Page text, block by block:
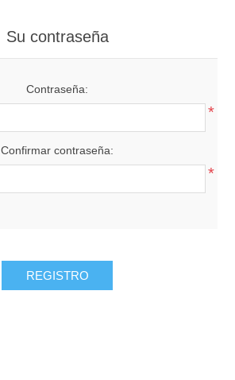
Su contraseña
Contraseña:
*
Confirmar contraseña:
*